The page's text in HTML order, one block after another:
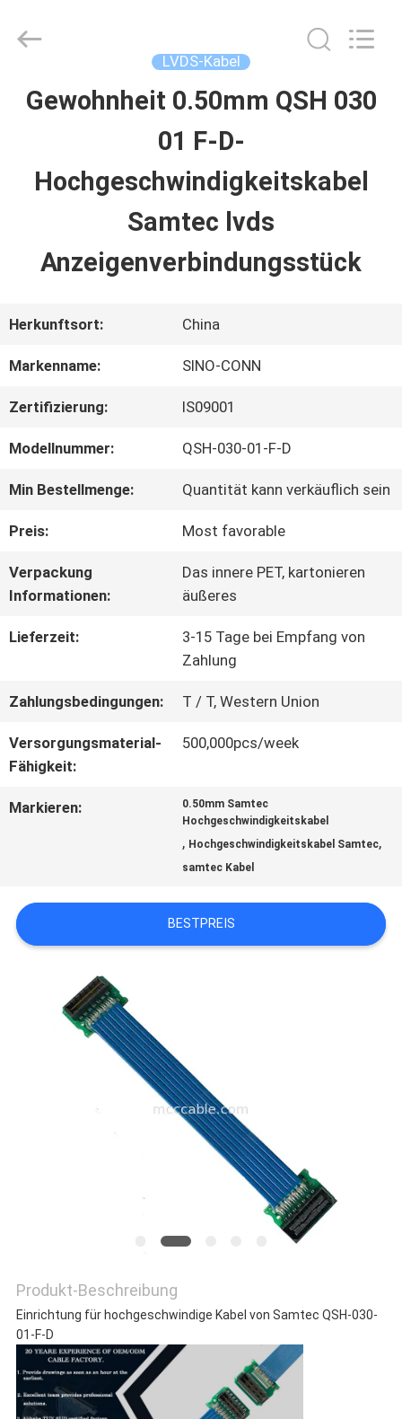
ZU
VIDEOS
WERKSBESICHTIGUNG
QUALITÄTSKONTROLLE
KONTAKT
MIT
NEUIGKEITEN
RECHTSSACHEN
UM
EIN
ANGEBOT
DATENSCHUTZRICHTLINIE
Technology
Rights
LVDS-Kabel
Gewohnheit 0.50mm QSH 030
01 F-D-
Hochgeschwindigkeitskabel
Samtec lvds
Anzeigenverbindungsstück
Herkunftsort: China
Markenname: SINO-CONN
Zertifizierung: IS09001
Modellnummer: QSH-030-01-F-D
Min Bestellmenge: Quantität kann verkäuflich sein
Preis: Most favorable
Verpackung
Informationen:
Das innere PET, kartonieren
äußeres
Lieferzeit:
3-15 Tage bei Empfang von
Zahlung
Zahlungsbedingungen: T / T, Western Union
Versorgungsmaterial-
Fähigkeit:
500,000pcs/week
Markieren:
0.50mm Samtec
Hochgeschwindigkeitskabel
, Hochgeschwindigkeitskabel Samtec,
samtec Kabel
BESTPREIS
Produkt-Beschreibung
Einrichtung für hochgeschwindige Kabel von Samtec QSH-030-
01-F-D